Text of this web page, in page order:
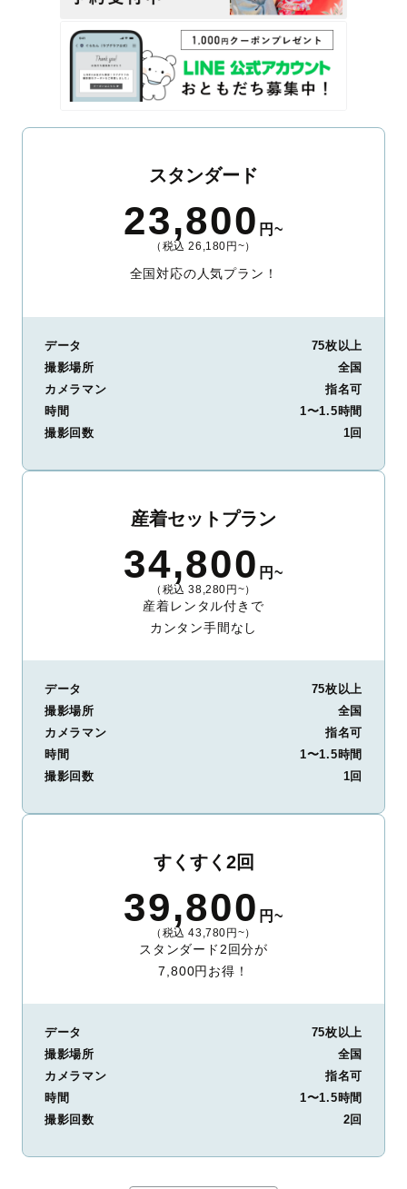
スタンダード
23,800 円~
（税込 26,180円~）
全国対応の人気プラン！
データ
75枚以上
撮影場所
全国
カメラマン
指名可
時間
1〜1.5時間
撮影回数
1回
産着セットプラン
34,800 円~
（税込 38,280円~）
産着レンタル付きで
カンタン手間なし
データ
75枚以上
撮影場所
全国
カメラマン
指名可
時間
1〜1.5時間
撮影回数
1回
すくすく2回
39,800 円~
（税込 43,780円~）
スタンダード2回分が
7,800円お得！
データ
75枚以上
撮影場所
全国
カメラマン
指名可
時間
1〜1.5時間
撮影回数
2回